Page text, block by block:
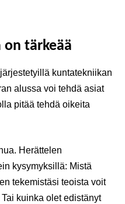
tärkeää
kuntatekniikan
alussa voi tehdä asiat
pitää tehdä oikeita
Herättelen
kysymyksillä: Mistä
tekemistäsi teoista voit
kuinka olet edistänyt